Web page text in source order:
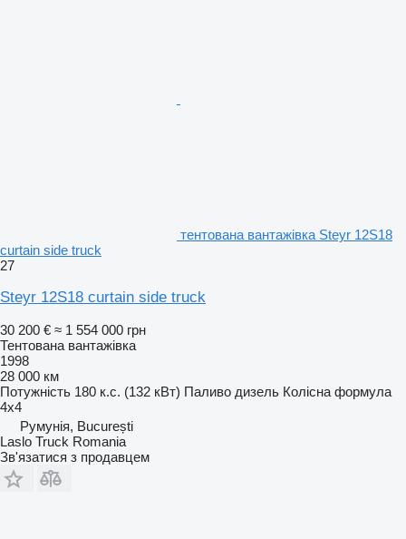
тентована вантажівка Steyr 12S18
curtain side truck
27
Steyr 12S18 curtain side truck
30 200 € ≈ 1 554 000 грн
Тентована вантажівка
1998
28 000 км
Потужність 180 к.с. (132 кВт) Паливо дизель Колісна формула
4x4
Румунія, București
Laslo Truck Romania
Зв'язатися з продавцем